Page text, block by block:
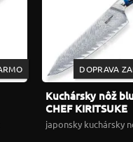
DOPRAVA
Kuchársky nôž
CHEF KIRITSUKE
205mm
Resin Future
japonsky kuchársky